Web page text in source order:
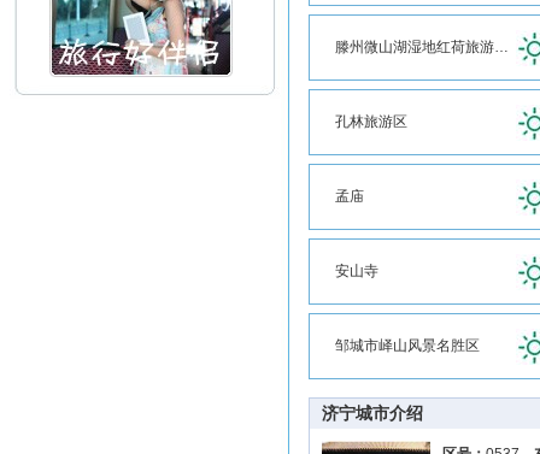
滕州微山湖湿地红荷旅游风景区
孔林旅游区
孟庙
安山寺
邹城市峄山风景名胜区
济宁城市介绍